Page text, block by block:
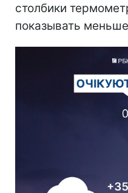
столбики
показывать